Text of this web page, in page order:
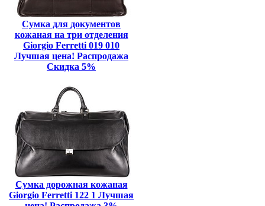
Сумка для документов
кожаная на три отделения
Giorgio Ferretti 019 010
Лучшая цена! Распродажа
Скидка 5%
Сумка дорожная кожаная
Giorgio Ferretti 122 1 Лучшая